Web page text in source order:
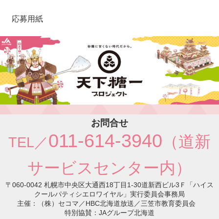
応募用紙
お問合せ
TEL／011-614-3940 （道新
サービスセンター内）
〒060-0042 札幌市中央区大通西18丁目1-30道新西ビル3Ｆ「ハイス
クールパティシエロワイヤル」実行委員会事務局
主催：（株）セコマ／HBC北海道放送／三笠市教育委員会
特別協賛：JAグループ北海道